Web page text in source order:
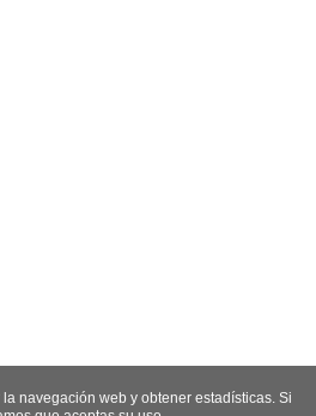
navegación web y obtener estadísticas. Si